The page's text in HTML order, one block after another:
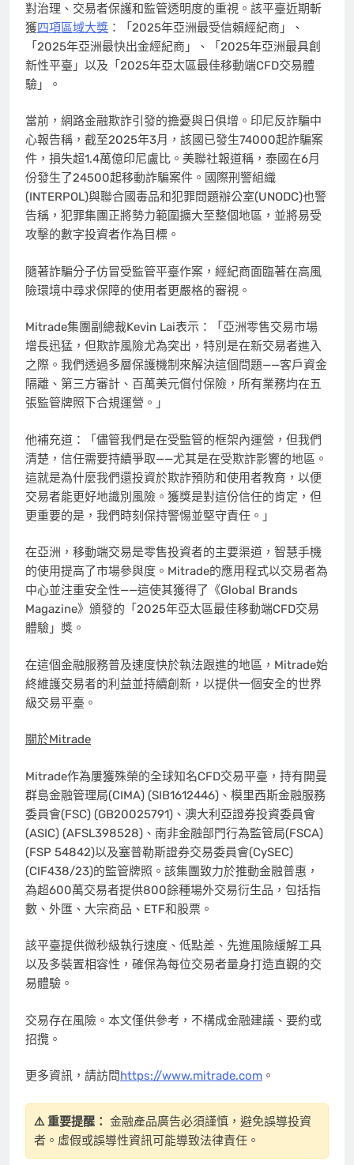
對治理、交易者保護和監管透明度的重視。該平臺近期斬
獲四項區域大獎 ：「2025年亞洲最受信賴經紀商」、
「2025年亞洲最快出金經紀商」、「2025年亞洲最具創
新性平臺」以及「2025年亞太區最佳移動端CFD交易體
驗」。
當前，網路金融欺詐引發的擔憂與日俱增。印尼反詐騙中
心報告稱，截至2025年3月，該國已發生74000起詐騙案
件，損失超1.4萬億印尼盧比。美聯社報道稱，泰國在6月
份發生了24500起移動詐騙案件。國際刑警組織
(INTERPOL)與聯合國毒品和犯罪問題辦公室(UNODC)也警
告稱，犯罪集團正將勢力範圍擴大至整個地區，並將易受
攻擊的數字投資者作為目標。
隨著詐騙分子仿冒受監管平臺作案，經紀商面臨著在高風
險環境中尋求保障的使用者更嚴格的審視。
Mitrade集團副總裁Kevin Lai表示：「亞洲零售交易市場
增長迅猛，但欺詐風險尤為突出，特別是在新交易者進入
之際。我們透過多層保護機制來解決這個問題——客戶資金
隔離、第三方審計、百萬美元償付保險，所有業務均在五
張監管牌照下合規運營。」
他補充道：「儘管我們是在受監管的框架內運營，但我們
清楚，信任需要持續爭取——尤其是在受欺詐影響的地區。
這就是為什麼我們還投資於欺詐預防和使用者教育，以便
交易者能更好地識別風險。獲獎是對這份信任的肯定，但
更重要的是，我們時刻保持警惕並堅守責任。」
在亞洲，移動端交易是零售投資者的主要渠道，智慧手機
的使用提高了市場參與度。Mitrade的應用程式以交易者為
中心並注重安全性——這使其獲得了《Global Brands
Magazine》頒發的「2025年亞太區最佳移動端CFD交易
體驗」獎。
在這個金融服務普及速度快於執法跟進的地區，Mitrade始
終維護交易者的利益並持續創新，以提供一個安全的世界
級交易平臺。
關於Mitrade
Mitrade作為屢獲殊榮的全球知名CFD交易平臺，持有開曼
群島金融管理局(CIMA) (SIB1612446)、模里西斯金融服務
委員會(FSC) (GB20025791)、澳大利亞證券投資委員會
(ASIC) (AFSL398528)、南非金融部門行為監管局(FSCA)
(FSP 54842)以及塞普勒斯證券交易委員會(CySEC)
(CIF438/23)的監管牌照。該集團致力於推動金融普惠，
為超600萬交易者提供800餘種場外交易衍生品，包括指
數、外匯、大宗商品、ETF和股票。
該平臺提供微秒級執行速度、低點差、先進風險緩解工具
以及多裝置相容性，確保為每位交易者量身打造直觀的交
易體驗。
交易存在風險。本文僅供參考，不構成金融建議、要約或
招攬。
更多資訊，請訪問https://www.mitrade.com 。
⚠️ 重要提醒： 金融產品廣告必須謹慎，避免誤導投資
者。虛假或誤導性資訊可能導致法律責任。